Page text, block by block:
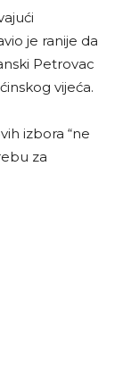
je ranije da
Petrovac
vijeća.
izbora “ne
za